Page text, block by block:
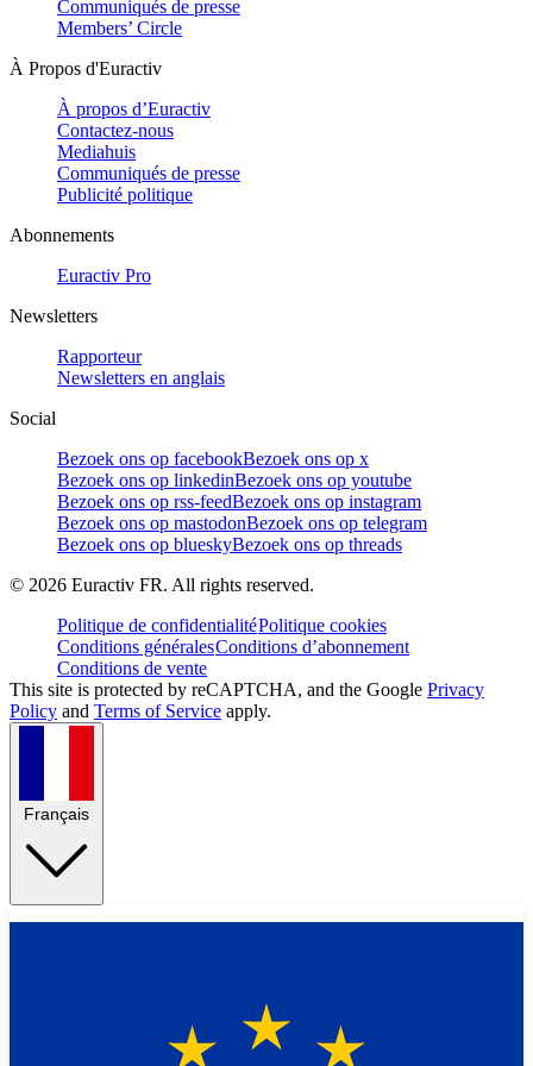
Communiqués de presse
Members’ Circle
À Propos d'Euractiv
À propos d’Euractiv
Contactez-nous
Mediahuis
Communiqués de presse
Publicité politique
Abonnements
Euractiv Pro
Newsletters
Rapporteur
Newsletters en anglais
Social
Bezoek ons op facebookBezoek ons op x
Bezoek ons op linkedinBezoek ons op youtube
Bezoek ons op rss-feedBezoek ons op instagram
Bezoek ons op mastodonBezoek ons op telegram
Bezoek ons op blueskyBezoek ons op threads
© 2026 Euractiv FR. All rights reserved.
Politique de confidentialitéPolitique cookies
Conditions généralesConditions d’abonnement
Conditions de vente
This site is protected by reCAPTCHA, and the Google Privacy
Policy and Terms of Service apply.
Français